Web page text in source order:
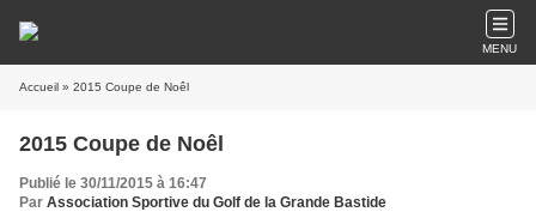
MENU
Accueil » 2015 Coupe de Noêl
2015 Coupe de Noêl
Publié le 30/11/2015 à 16:47
Par Association Sportive du Golf de la Grande Bastide